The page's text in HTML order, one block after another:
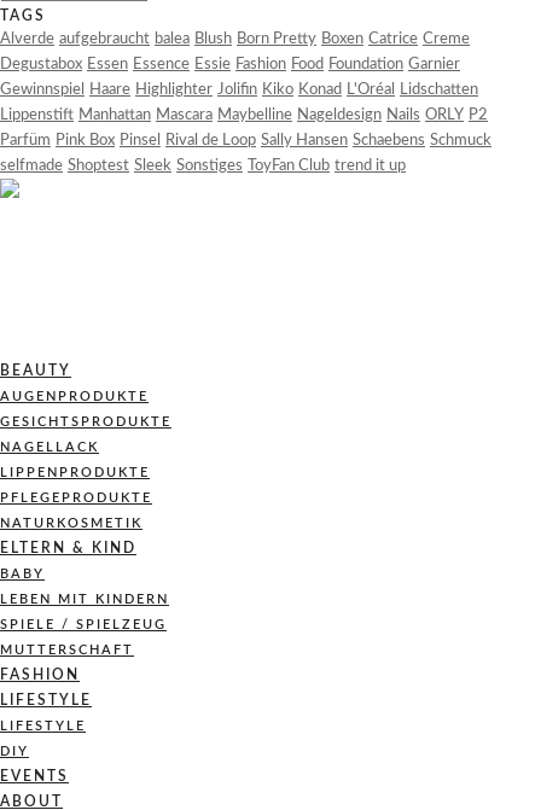
TAGS
Alverde aufgebraucht balea Blush Born Pretty Boxen Catrice Creme
Degustabox Essen Essence Essie Fashion Food Foundation Garnier
Gewinnspiel
Haare Highlighter Jolifin Kiko Konad L'Oréal
Lidschatten
Lippenstift Manhattan Mascara Maybelline Nageldesign Nails ORLY P2
Parfüm Pink Box Pinsel Rival de Loop Sally Hansen Schaebens Schmuck
selfmade Shoptest Sleek Sonstiges ToyFan Club trend it up
BEAUTY
AUGENPRODUKTE
GESICHTSPRODUKTE
NAGELLACK
LIPPENPRODUKTE
PFLEGEPRODUKTE
NATURKOSMETIK
ELTERN & KIND
BABY
LEBEN MIT KINDERN
SPIELE / SPIELZEUG
MUTTERSCHAFT
FASHION
LIFESTYLE
LIFESTYLE
DIY
EVENTS
ABOUT